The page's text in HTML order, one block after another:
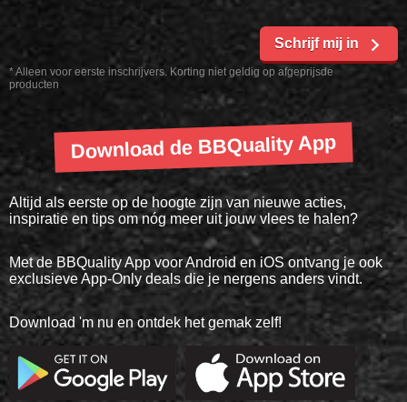
* Alleen voor eerste inschrijvers. Korting niet geldig op afgeprijsde
producten
Schrijf mij in
Download de BBQuality App
Altijd als eerste op de hoogte zijn van nieuwe acties,
inspiratie en tips om nóg meer uit jouw vlees te halen?
Met de BBQuality App voor Android en iOS ontvang je ook
exclusieve App-Only deals die je nergens anders vindt.
Download 'm nu en ontdek het gemak zelf!